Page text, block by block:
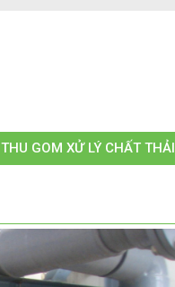
THU GOM XỬ LÝ CHẤT THẢI